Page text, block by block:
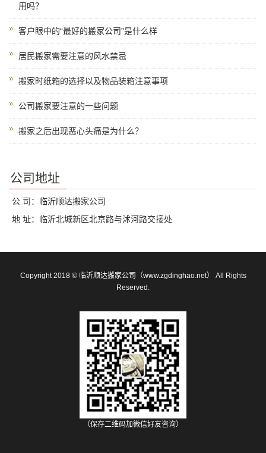
用吗？
客户眼中的“最好的搬家公司”是什么样
居民搬家需要注意的风水禁忌
搬家时纸箱的选择以及物品装箱注意事项
公司搬家要注意的一些问题
搬家之后出现恶心头痛是为什么？
公司地址
公 司：临沂顺达搬家公司
地 址：临沂北城新区北京路与沭河路交接处
Copyright 2018 © 临沂顺达搬家公司（www.zgdinghao.net） All Rights
Reserved.
（保存二维码加微信好友咨询）